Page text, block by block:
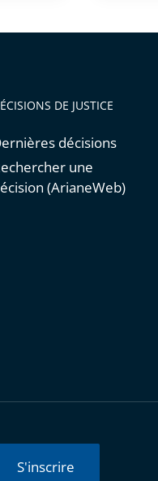
DE JUSTICE
décisions
une
(ArianeWeb)
S'inscrire